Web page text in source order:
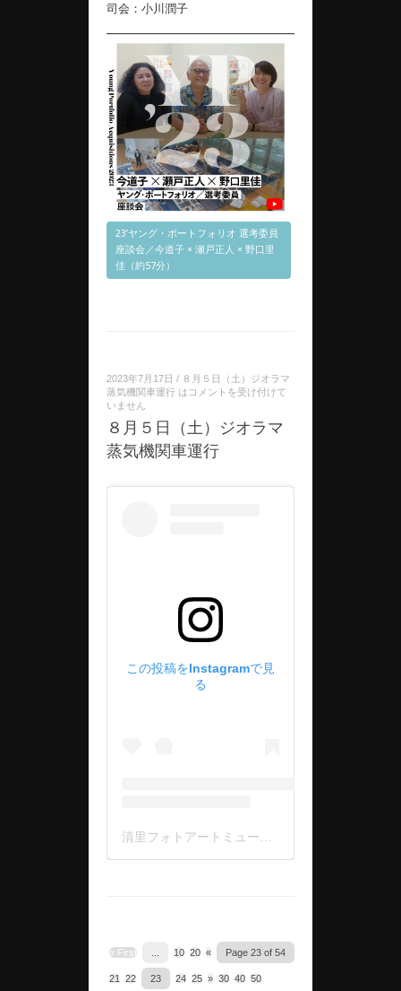
司会：小川潤子
23’ヤング・ポートフォリオ 選考委員
座談会／今道子 × 瀬戸正人 × 野口里
佳（約57分）
2023年7月17日 / ８月５日（土）ジオラマ
蒸気機関車運行 は コメントを受け付けて
いません
８月５日（土）ジオラマ
蒸気機関車運行
この投稿をInstagramで見
る
Page 23 of 54
« First 10 20 «
21 22 23 24 25 » 30 40 50